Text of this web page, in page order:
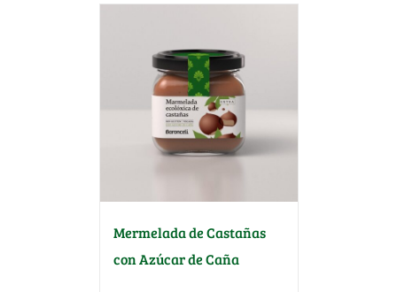
Mermelada de Castañas
con Azúcar de Caña